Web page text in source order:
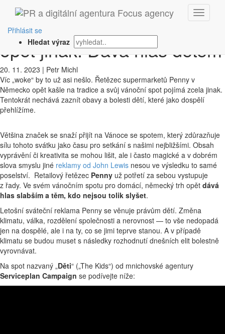
Přihlásit se
Hledat výraz
‹ Zpět
Penny jde na vánoční spot
opět jinak. Dává hlas dětem
20. 11. 2023 | Petr Michl
Víc „woke“ by to už asi nešlo. Řetězec supermarketů Penny v
Německo opět kašle na tradice a svůj vánoční spot pojímá zcela jinak.
Tentokrát nechává zaznít obavy a bolesti dětí, které jako dospělí
přehlížíme.
Většina značek se snaží přijít na Vánoce se spotem, který zdůrazňuje
sílu tohoto svátku jako času pro setkání s našimi nejbližšími. Obsah
vyprávění či kreativita se mohou lišit, ale i často magické a v dobrém
slova smyslu jiné reklamy od John Lewis nesou ve výsledku to samé
poselství. Retailový řetězec Penny už potřetí za sebou vystupuje
z řady. Ve svém vánočním spotu pro domácí, německý trh opět dává
hlas slabším a těm, kdo nejsou tolik slyšet.
Letošní sváteční reklama Penny se věnuje právům dětí. Změna
klimatu, válka, rozdělení společnosti a nerovnost — to vše nedopadá
jen na dospělé, ale i na ty, co se jimi teprve stanou. A v případě
klimatu se budou muset s následky rozhodnutí dnešních elit bolestně
vyrovnávat.
Na spot nazvaný „Děti“ („The Kids“) od mnichovské agentury
Serviceplan Campaign se podívejte níže: